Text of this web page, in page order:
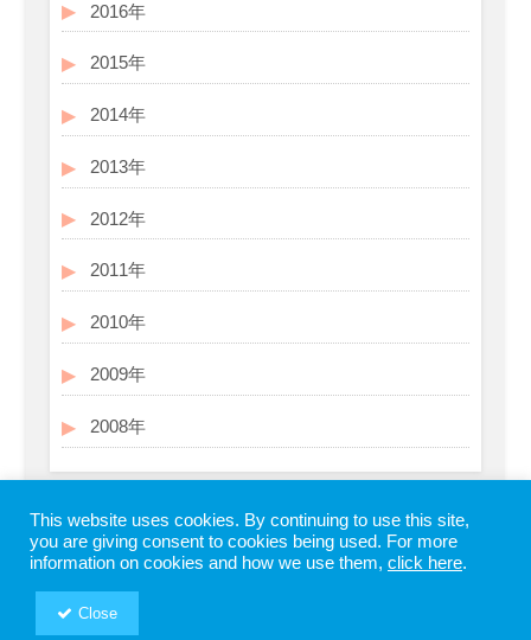
2016年
2015年
2014年
2013年
2012年
2011年
2010年
2009年
2008年
Copyright © SHIODOME PARTNERS All Rights Reserved
This website uses cookies. By continuing to use this site,
you are giving consent to cookies being used. For more
information on cookies and how we use them, click here.
Close